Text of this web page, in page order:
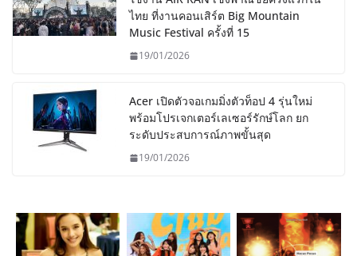
ไทย ที่งานคอนเสิร์ต Big Mountain
Music Festival ครั้งที่ 15
19/01/2026
Acer เปิดตัวจอเกมมิ่งตัวท็อป 4 รุ่นใหม่
พร้อมโปรเจกเตอร์เลเซอร์รักษ์โลก ยก
ระดับประสบการณ์ภาพขั้นสุด
19/01/2026